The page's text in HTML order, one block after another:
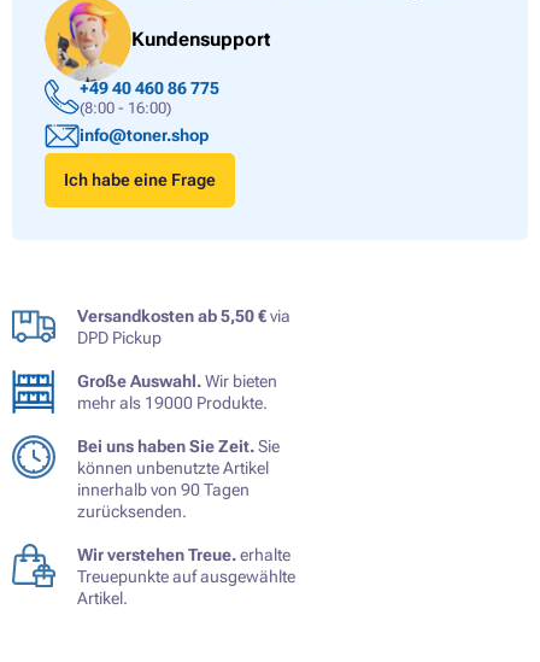
Kundensupport
+49 40 460 86 775
(8:00 - 16:00)
info@toner.shop
Ich habe eine Frage
Versandkosten ab 5,50 €via
DPD Pickup
Große Auswahl.Wir bieten
mehr als 19000 Produkte.
Bei uns haben Sie Zeit.Sie
können unbenutzte Artikel
innerhalb von 90 Tagen
zurücksenden.
Wir verstehen Treue.erhalte
Treuepunkte auf ausgewählte
Artikel.